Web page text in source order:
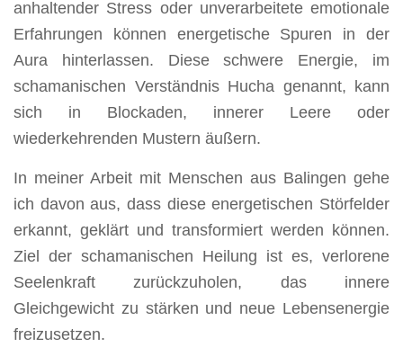
anhaltender Stress oder unverarbeitete emotionale
Erfahrungen können energetische Spuren in der
Aura hinterlassen. Diese schwere Energie, im
schamanischen Verständnis Hucha genannt, kann
sich in Blockaden, innerer Leere oder
wiederkehrenden Mustern äußern.
In meiner Arbeit mit Menschen aus Balingen gehe
ich davon aus, dass diese energetischen Störfelder
erkannt, geklärt und transformiert werden können.
Ziel der schamanischen Heilung ist es, verlorene
Seelenkraft zurückzuholen, das innere
Gleichgewicht zu stärken und neue Lebensenergie
freizusetzen.